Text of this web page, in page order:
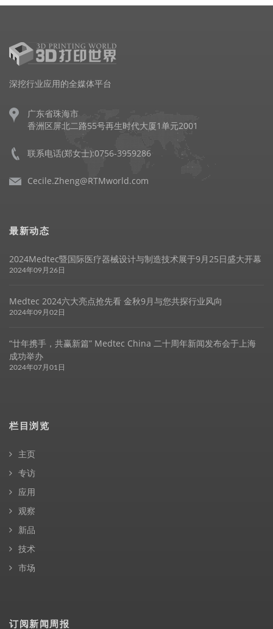
深挖行业应用的全媒体平台
广东省珠海市
香洲区屏北二路55号再生时代大厦1单元2001
联系电话(郑女士):0756-3959286
Cecile.Zheng@RTMworld.com
最新动态
2024Medtec暨国际医疗器械设计与制造技术展于9月25日盛大开幕
2024年09月26日
Medtec 2024六大亮点抢先看 金秋9月与您共探行业风向
2024年09月02日
“廿年携手，共赢新篇” Medtec China 二十周年新闻发布会于上海
成功举办
2024年07月01日
栏目浏览
主页
专访
应用
观察
新品
技术
市场
订阅新闻周报